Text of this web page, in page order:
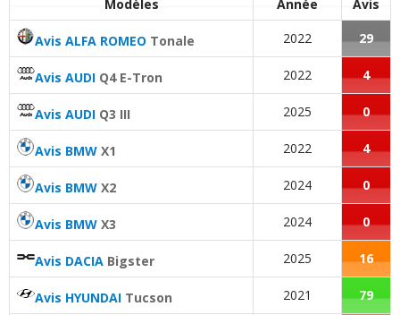
Modèles Année Avis
Avis ALFA ROMEO Tonale 2022 29
Avis AUDI Q4 E-Tron 2022 4
Avis AUDI Q3 III 2025 0
Avis BMW X1 2022 4
Avis BMW X2 2024 0
Avis BMW X3 2024 0
Avis DACIA Bigster 2025 16
Avis HYUNDAI Tucson 2021 79